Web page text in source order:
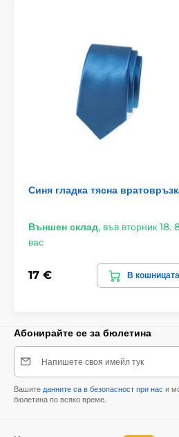
Синя гладка тясна
Външен склад, във вторник 18.
вас
17 € В кошницата
Абонирайте се за бюлетина
Напишете своя имейл тук
Вашите данните са в безопасност при нас и
бюлетина по всяко време.